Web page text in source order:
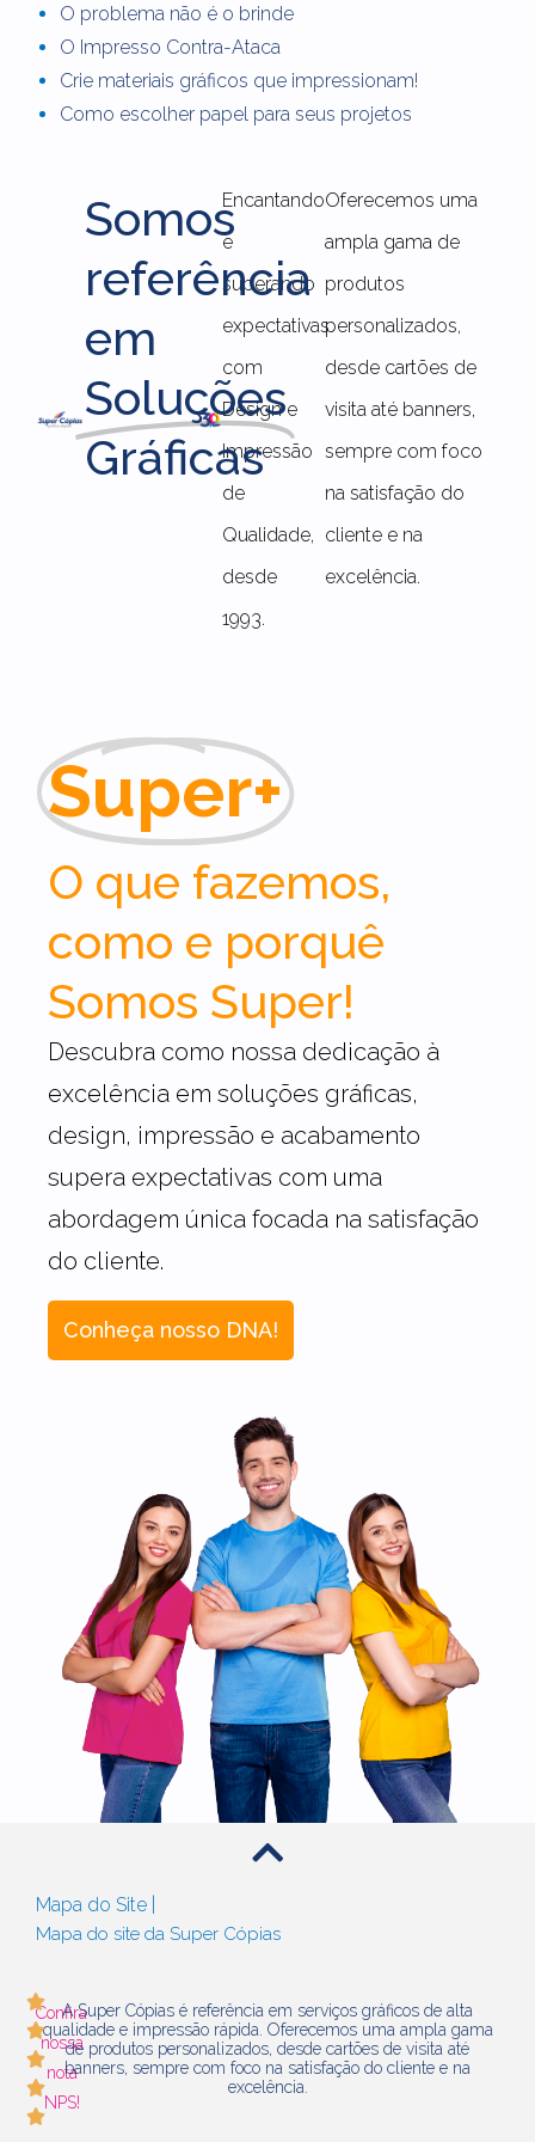
Somos
referência
em
Soluções
Gráficas
Encantando
e
superando
expectativas
com
Design e
Impressão
de
Qualidade,
desde
1993.
Oferecemos uma
ampla gama de
produtos
personalizados,
desde cartões de
visita até banners,
sempre com foco
na satisfação do
cliente e na
excelência.
O problema não é o brinde
O Impresso Contra-Ataca
Crie materiais gráficos que impressionam!
Como escolher papel para seus projetos
Super+
O que fazemos,
como e porquê
Somos Super!
Descubra como nossa dedicação à
excelência em soluções gráficas,
design, impressão e acabamento
supera expectativas com uma
abordagem única focada na satisfação
do cliente.
Conheça nosso DNA!
Mapa do Site |
Mapa do site da Super Cópias
Confira
nossa
nota
NPS!
A Super Cópias é referência em serviços gráficos de alta
qualidade e impressão rápida. Oferecemos uma ampla gama
de produtos personalizados, desde cartões de visita até
banners, sempre com foco na satisfação do cliente e na
excelência.